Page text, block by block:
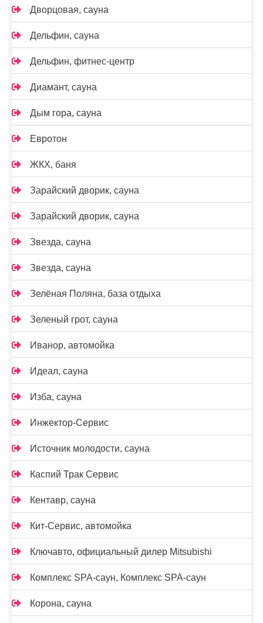
Дворцовая, сауна
Дельфин, сауна
Дельфин, фитнес-центр
Диамант, сауна
Дым гора, сауна
Евротон
ЖКХ, баня
Зарайский дворик, сауна
Зарайский дворик, сауна
Звезда, сауна
Звезда, сауна
Зелёная Поляна, база отдыха
Зеленый грот, сауна
Иванор, автомойка
Идеал, сауна
Изба, сауна
Инжектор-Сервис
Источник молодости, сауна
Каспий Трак Сервис
Кентавр, сауна
Кит-Сервис, автомойка
Ключавто, официальный дилер Mitsubishi
Комплекс SPA-саун, Комплекс SPA-саун
Корона, сауна